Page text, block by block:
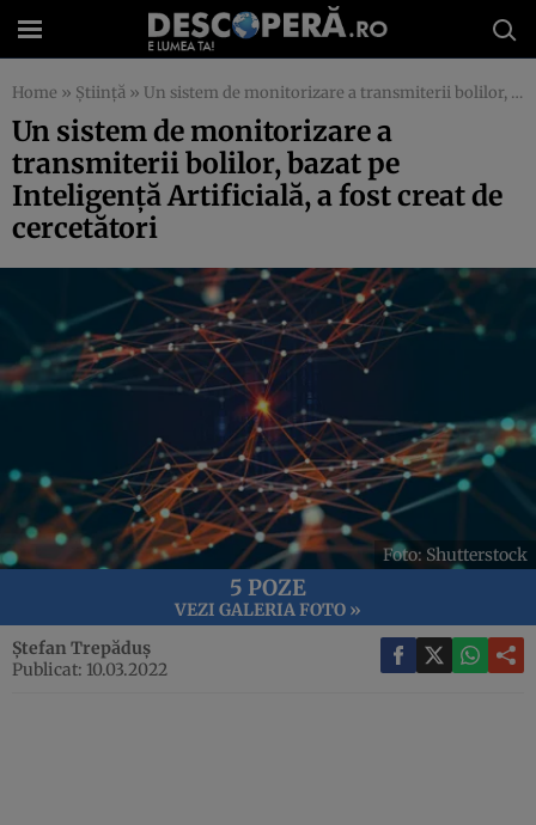
Home » Știință » Un sistem de monitorizare a transmiterii bolilor, bazat pe Inteligență Artificială, a fost creat de cercetători
Un sistem de monitorizare a
transmiterii bolilor, bazat pe
Inteligență Artificială, a fost creat de
cercetători
Foto: Shutterstock
5 POZE
VEZI GALERIA FOTO »
Ștefan Trepăduș
Publicat: 10.03.2022